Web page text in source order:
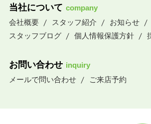
当社について company
会社概要
スタッフ紹介 お知らせ
スタッフブログ
個人情報保護方針
お問い合わせ inquiry
メールで問い合わせ
ご来店予約